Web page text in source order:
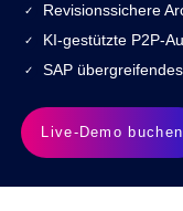
Revisionssichere
KI-gestützte P2P-
SAP
Live-Demo buchen